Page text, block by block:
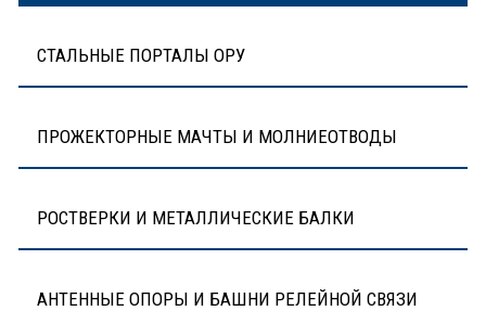
СТАЛЬНЫЕ ПОРТАЛЫ ОРУ
ПРОЖЕКТОРНЫЕ МАЧТЫ И МОЛНИЕОТВОДЫ
РОСТВЕРКИ И МЕТАЛЛИЧЕСКИЕ БАЛКИ
АНТЕННЫЕ ОПОРЫ И БАШНИ РЕЛЕЙНОЙ СВЯЗИ